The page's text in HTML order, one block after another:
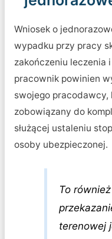
Wniosek o
wypadku przy pracy
zakończeniu leczenia
pracownik powinien
swojego pracodawcy,
zobowiązany do
służącej ustaleniu
osoby ubezpieczonej.
To
terenowej